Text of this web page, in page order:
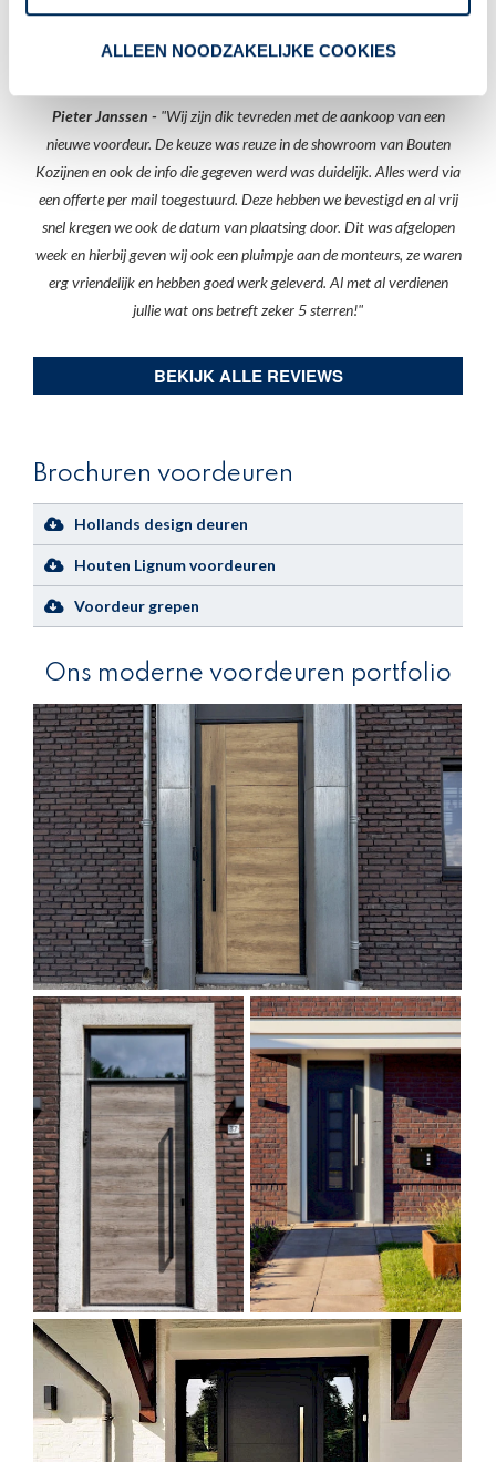
ALLEEN NOODZAKELIJKE COOKIES
alles ziet er geweldig uit we zijn zeer tevreden."
Pieter Janssen - "Wij zijn dik tevreden met de aankoop van een
nieuwe voordeur. De keuze was reuze in de showroom van Bouten
Kozijnen en ook de info die gegeven werd was duidelijk. Alles werd via
een offerte per mail toegestuurd. Deze hebben we bevestigd en al vrij
snel kregen we ook de datum van plaatsing door. Dit was afgelopen
week en hierbij geven wij ook een pluimpje aan de monteurs, ze waren
erg vriendelijk en hebben goed werk geleverd. Al met al verdienen
jullie wat ons betreft zeker 5 sterren!"
BEKIJK ALLE REVIEWS
Brochuren voordeuren
Hollands design deuren
Houten Lignum voordeuren
Voordeur grepen
Ons moderne voordeuren portfolio